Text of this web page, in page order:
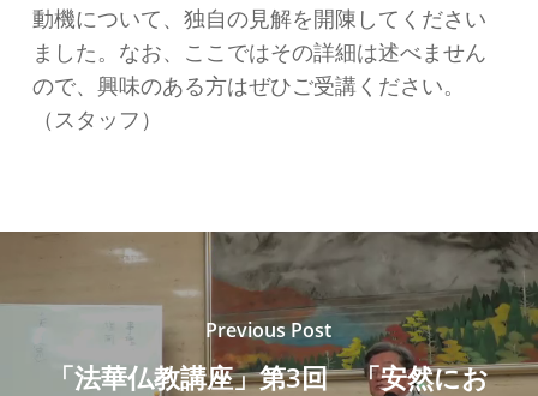
動機について、独自の見解を開陳してください
ました。なお、ここではその詳細は述べません
ので、興味のある方はぜひご受講ください。
（スタッフ）
Previous Post
「法華仏教講座」第3回 「安然にお